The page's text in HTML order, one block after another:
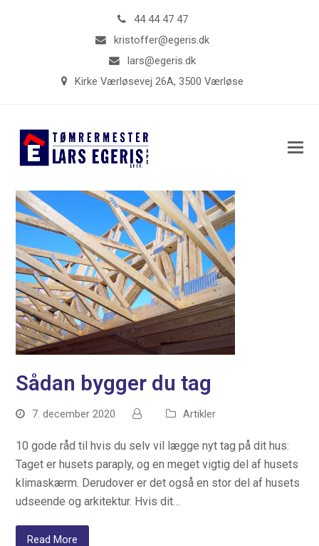
44 44 47 47
kristoffer@egeris.dk
lars@egeris.dk
Kirke Værløsevej 26A, 3500 Værløse
Sådan bygger du tag
7. december 2020 Artikler
10 gode råd til hvis du selv vil lægge nyt tag på dit hus:
Taget er husets paraply, og en meget vigtig del af husets
klimaskærm. Derudover er det også en stor del af husets
udseende og arkitektur. Hvis dit…
Read More